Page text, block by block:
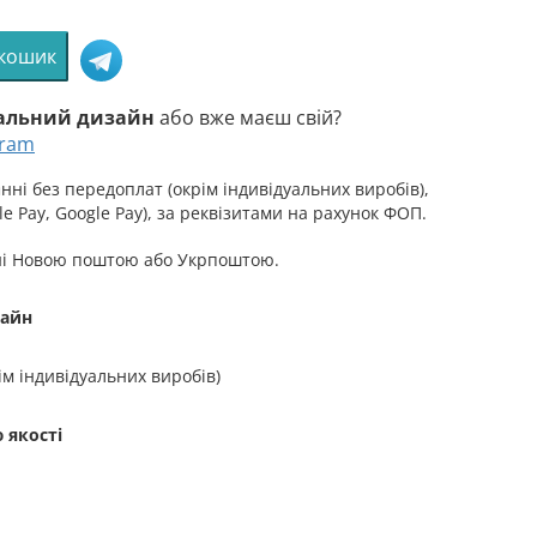
дизайн або вже маєш свій?
без передоплат (окрім індивідуальних виробів),
Pay, Google Pay), за реквізитами на рахунок ФОП.
Новою поштою або Укрпоштою.
індивідуальних виробів)